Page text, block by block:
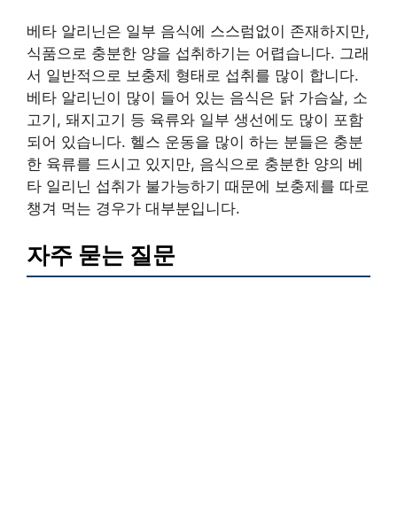
베타 알리닌은 일부 음식에 스스럼없이 존재하지만,
식품으로 충분한 양을 섭취하기는 어렵습니다. 그래
서 일반적으로 보충제 형태로 섭취를 많이 합니다.
베타 알리닌이 많이 들어 있는 음식은 닭 가슴살, 소
고기, 돼지고기 등 육류와 일부 생선에도 많이 포함
되어 있습니다. 헬스 운동을 많이 하는 분들은 충분
한 육류를 드시고 있지만, 음식으로 충분한 양의 베
타 일리닌 섭취가 불가능하기 때문에 보충제를 따로
챙겨 먹는 경우가 대부분입니다.
자주 묻는 질문